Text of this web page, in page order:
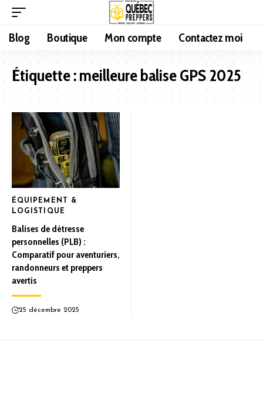
Blog Boutique Mon compte Contactez moi
Étiquette :meilleure balise GPS 2025
ÉQUIPEMENT &
LOGISTIQUE
Balises de détresse
personnelles (PLB) :
Comparatif pour aventuriers,
randonneurs et preppers
avertis
25 décembre 2025